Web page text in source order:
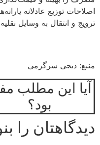
اصلاحات توزیع عادلانه
ترویج و انتقال به وسایل
منبع: دیجی سرگرمی
آیا این مطلب
بود؟
دیدگاهتان را